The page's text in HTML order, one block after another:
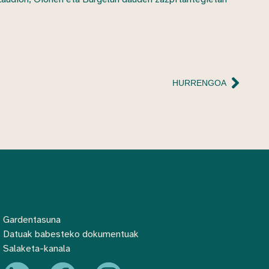
HURRENGOA
Gardentasuna
Datuak babesteko dokumentuak
Salaketa-kanala